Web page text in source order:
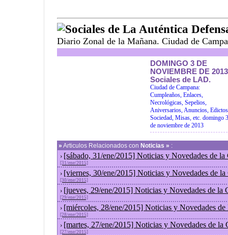
Sociales de La Auténtica
Diario Zonal de la Mañana. Ciudad de
DOMINGO 3 DE
NOVIEMBRE DE
Sociales de LAD.
Ciudad de Campana:
Cumpleaños, Enlaces,
Necrológicas, Sepelios,
Aniversarios, Anuncios,
Sociedad, Misas, etc. domingo 3
de noviembre de 2013
» Articulos Relacionados con Noticias » :
› [sábado, 31/ene/2015] Noticias y Novedades de la
[31/ene/2015]
› [viernes, 30/ene/2015] Noticias y Novedades de
[30/ene/2015]
› [jueves, 29/ene/2015] Noticias y Novedades de la
[29/ene/2015]
› [miércoles, 28/ene/2015] Noticias y Novedades
[28/ene/2015]
› [martes, 27/ene/2015] Noticias y Novedades de la
[27/ene/2015]